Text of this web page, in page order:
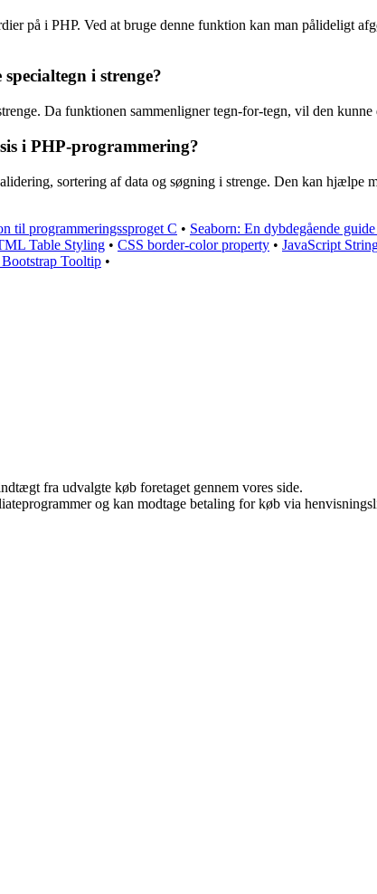
på i PHP. Ved at bruge denne funktion kan man pålideligt
i strenge?
Da funktionen sammenligner tegn-for-tegn, vil den
i PHP-programmering?
sortering af data og søgning i strenge. Den kan hjælpe
til programmeringssproget C • Seaborn: En dybdegående
Table Styling • CSS border-color property • JavaScript
Tooltip •
fra udvalgte køb foretaget gennem vores side.
og kan modtage betaling for køb via